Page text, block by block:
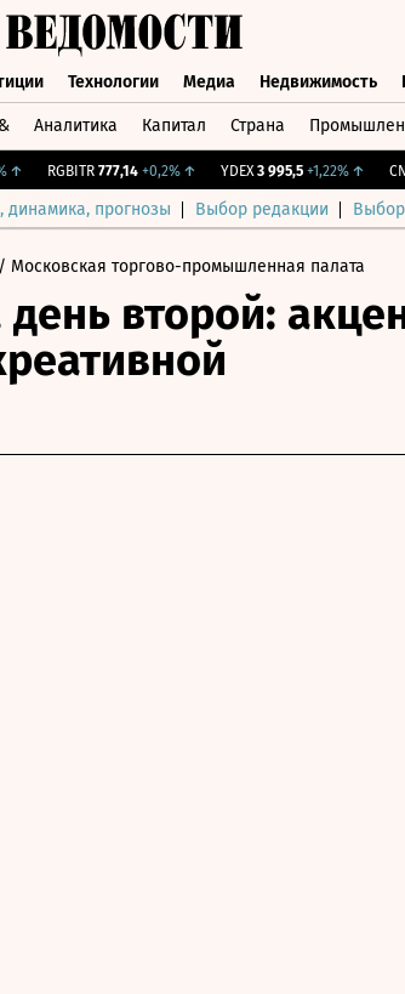
Технологии Медиа Недвижимость
Аналитика Капитал Страна
RGBITR 777,14 +0,2%↑ YDEX 3 995,5 +1,22%↑ CNY
прогнозы Выбор редакции
/ Московская торгово-промышленная палата
второй: